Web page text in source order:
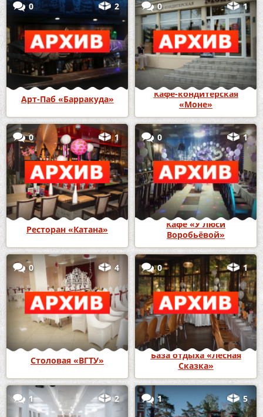
0 2
Арт-Паб «Барракуда»
0 1
Кафе-кондитерская
«Моне»
0 1
Ресторан «Катана»
0 1
Кафе «У Люси
Воробьёвой»
0 4
Столовая «ВГТУ»
0 1
База отдыха «Лесная
Сказка»
1 2 1 5